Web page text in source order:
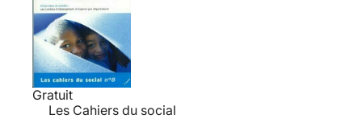
Gratuit
Les Cahiers du social